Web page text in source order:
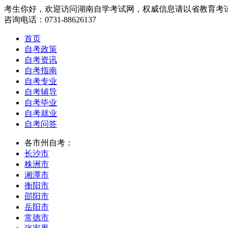
考生你好，欢迎访问湖南自学考试网，权威信息请以省教育考
咨询电话：0731-88626137
首页
自考政策
自考资讯
自考指南
自考专业
自考辅导
自考毕业
自考就业
自考问答
各市州自考：
长沙市
株洲市
湘潭市
衡阳市
邵阳市
岳阳市
常德市